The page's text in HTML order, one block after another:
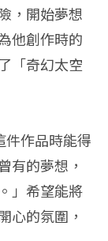
，開始夢想
他創作時的
「奇幻太空
作品時能得
有的夢想，
」希望能將
心的氛圍，